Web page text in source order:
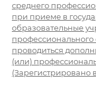
среднего
при приеме в
образовательные
профессионального
проводиться
(или)
(Зарегистрировано